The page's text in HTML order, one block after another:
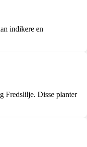
indikere en
Fredslilje. Disse planter